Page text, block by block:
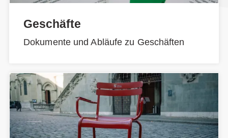
Geschäfte
Dokumente und Abläufe zu Geschäften